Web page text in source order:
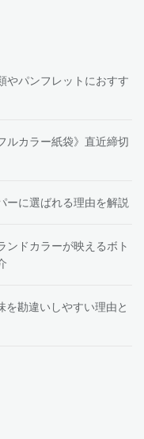
やパンフレットにおすす
ルカラー紙袋》直近締切
ーに選ばれる理由を解説
ンドカラーが映えるボト
を勘違いしやすい理由と